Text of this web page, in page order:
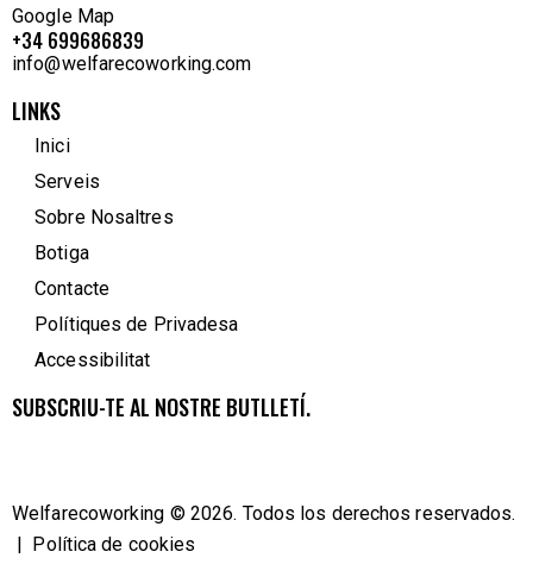
Google Map
+34 699686839
info@welfarecoworking.com
LINKS
Inici
Serveis
Sobre Nosaltres
Botiga
Contacte
Polítiques de Privadesa
Accessibilitat
SUBSCRIU-TE AL NOSTRE BUTLLETÍ.
Welfarecoworking © 2026. Todos los derechos reservados.
| Política de cookies